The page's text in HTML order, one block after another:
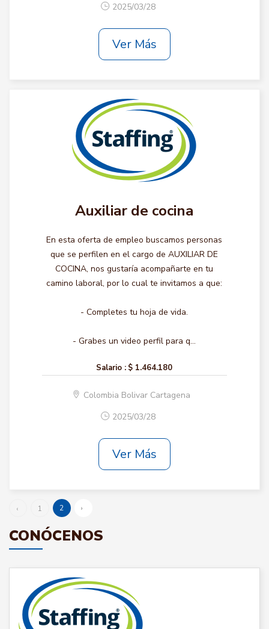
2025/03/28
Ver Más
Auxiliar de cocina
En esta oferta de empleo buscamos personas
que se perfilen en el cargo de AUXILIAR DE
COCINA, nos gustaría acompañarte en tu
camino laboral, por lo cual te invitamos a que:
- Completes tu hoja de vida.
- Grabes un video perfil para q...
Salario : $ 1.464.180
Colombia Bolivar Cartagena
2025/03/28
Ver Más
‹ 1 2 ›
CONÓCENOS